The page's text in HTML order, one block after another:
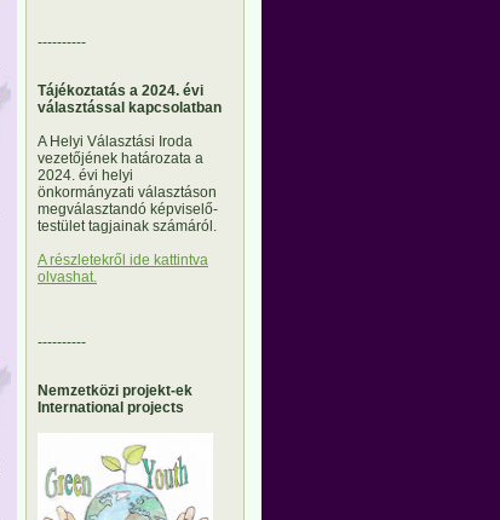
----------
Tájékoztatás a 2024. évi
választással kapcsolatban
A Helyi Választási Iroda
vezetőjének határozata a
2024. évi helyi
önkormányzati választáson
megválasztandó képviselő-
testület tagjainak számáról.
A részletekről ide kattintva
olvashat.
----------
Nemzetközi projekt-ek
International projects